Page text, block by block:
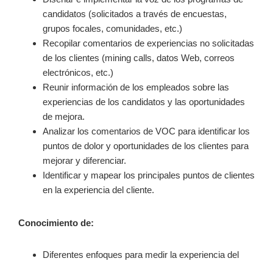
candidatos (solicitados a través de encuestas,
grupos focales, comunidades, etc.)
Recopilar comentarios de experiencias no solicitadas
de los clientes (mining calls, datos Web, correos
electrónicos, etc.)
Reunir información de los empleados sobre las
experiencias de los candidatos y las oportunidades
de mejora.
Analizar los comentarios de VOC para identificar los
puntos de dolor y oportunidades de los clientes para
mejorar y diferenciar.
Identificar y mapear los principales puntos de clientes
en la experiencia del cliente.
Conocimiento de:
Diferentes enfoques para medir la experiencia del